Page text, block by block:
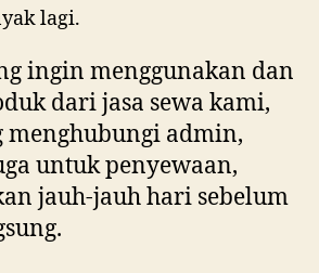
lagi.
ingin menggunakan dan
dari jasa sewa kami,
menghubungi admin,
untuk penyewaan,
jauh-jauh hari sebelum